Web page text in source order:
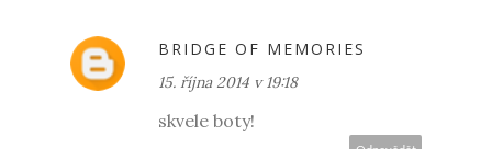
BRIDGE OF MEMORIES
15. října 2014 v 19:18
skvele boty!